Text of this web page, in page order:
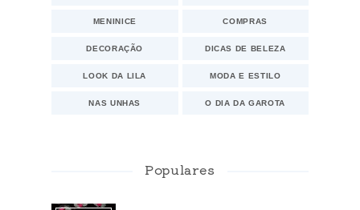
MENINICE COMPRAS
DECORAÇÃO DICAS DE BELEZA
LOOK DA LILA MODA E ESTILO
NAS UNHAS O DIA DA GAROTA
Populares